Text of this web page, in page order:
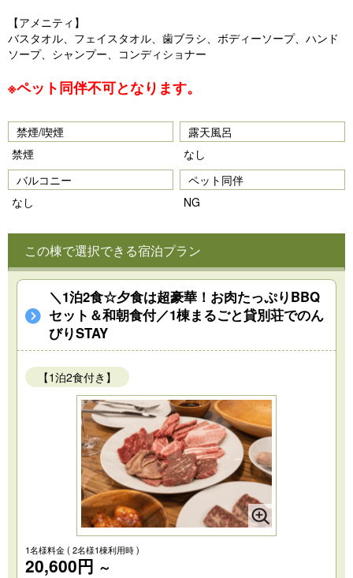
【アメニティ】
バスタオル、フェイスタオル、歯ブラシ、ボディーソープ、ハンド
ソープ、シャンプー、コンディショナー
※ペット同伴不可となります。
禁煙/喫煙
禁煙
露天風呂
なし
バルコニー
なし
ペット同伴
NG
この棟で選択できる宿泊プラン
＼1泊2食☆夕食は超豪華！お肉たっぷりBBQ
セット＆和朝食付／1棟まるごと貸別荘でのん
びりSTAY
【1泊2食付き】
1名様料金( 2名様1棟利用時 )
20,600円 ～